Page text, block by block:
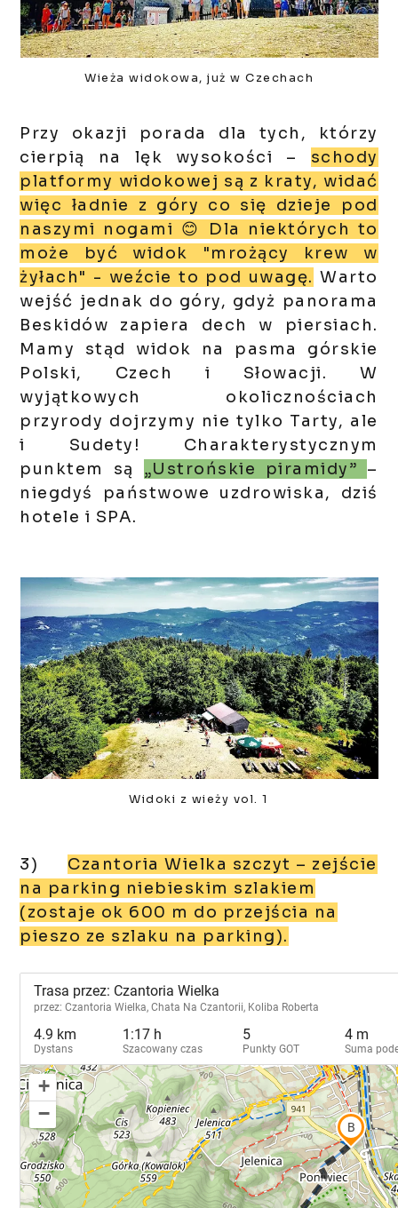
Wieża widokowa, już w Czechach
Przy okazji porada dla tych, którzy
cierpią na lęk wysokości – schody
platformy widokowej są z kraty, widać
więc ładnie z góry co się dzieje pod
naszymi nogami 😊 Dla niektórych to
może być widok "mrożący krew w
żyłach" - weźcie to pod uwagę. Warto
wejść jednak do góry, gdyż panorama
Beskidów zapiera dech w piersiach.
Mamy stąd widok na pasma górskie
Polski, Czech i Słowacji. W
wyjątkowych okolicznościach
przyrody dojrzymy nie tylko Tarty, ale
i Sudety! Charakterystycznym
punktem są „Ustrońskie piramidy” –
niegdyś państwowe uzdrowiska, dziś
hotele i SPA.
Widoki z wieży vol. 1
3) Czantoria Wielka szczyt – zejście
na parking niebieskim szlakiem
(zostaje ok 600 m do przejścia na
pieszo ze szlaku na parking).